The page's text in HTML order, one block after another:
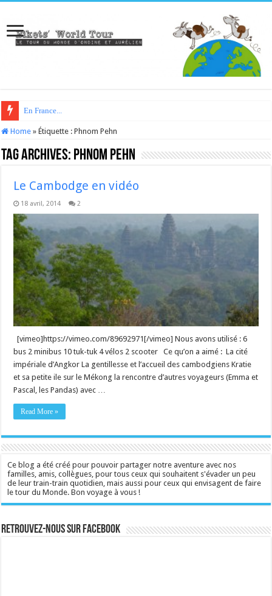
En France...
Home » Étiquette :Phnom Pehn
Tag Archives: Phnom Pehn
Le Cambodge en vidéo
18 avril, 2014 2
[vimeo]https://vimeo.com/89692971[/vimeo] Nous avons utilisé : 6
bus 2 minibus 10 tuk-tuk 4 vélos 2 scooter Ce qu’on a aimé : La cité
impériale d’Angkor La gentillesse et l’accueil des cambodgiens Kratie
et sa petite ile sur le Mékong la rencontre d’autres voyageurs (Emma et
Pascal, les Pandas) avec …
Read More »
Ce blog a été créé pour pouvoir partager notre aventure avec nos
familles, amis, collègues, pour tous ceux qui souhaitent s'évader un peu
de leur train-train quotidien, mais aussi pour ceux qui envisagent de faire
le tour du Monde. Bon voyage à vous !
Retrouvez-nous sur Facebook